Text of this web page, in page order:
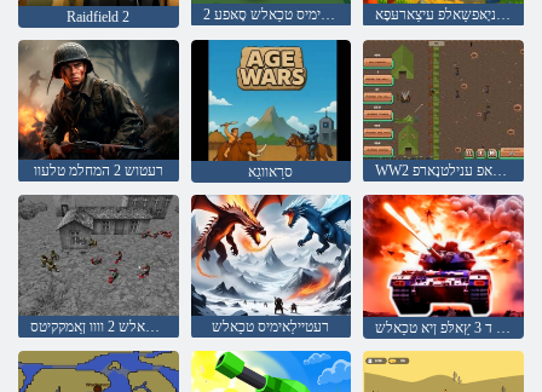
Raidfield 2 2 רעטיילַאימיס טכַאלש סָאּפע המחלמ ולב - טיור :טניָאּפשַאלפ עיצַארעּפָא
רעטוש 2 המחלמ טלעוו סרַאווגַא WW2 גנוקידייטרַאפ ענילטנָארפ
רעטיילַאימיס טכַאלש 2 וווו ןַאמקקיטס רעטיילַאימיס טכַאלש ד 3 ץַאלּפ ןיא טכַאלש Bot :המחלמ טֿפנוקוצ